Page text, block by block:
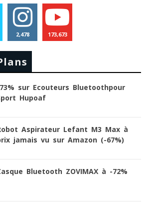
: Top 11 des meilleurs modèles de
2,478 173,673
sur Ecouteurs Bluetoothpour
Hupoaf
Aspirateur Lefant M3 Max à
jamais vu sur Amazon (-67%)
Bluetooth ZOVIMAX à -72%